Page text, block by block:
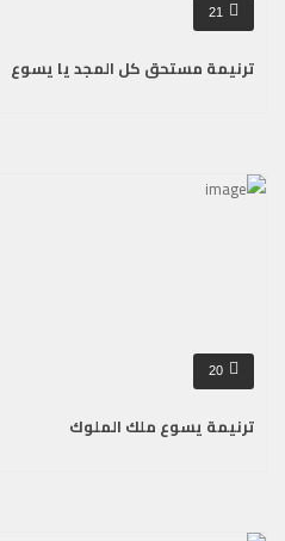
21
ترنيمة مستحق كل المجد يا يسوع
20
ترنيمة يسوع ملك الملوك